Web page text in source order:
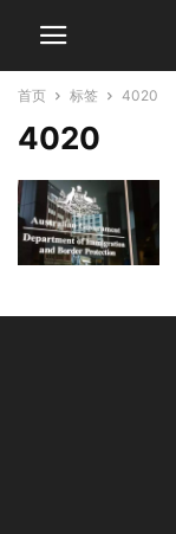
首页 标签 4020
4020